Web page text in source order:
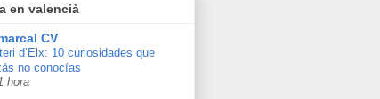
en valencià
CV
d’Elx: 10 curiosidades que
no conocías
hora